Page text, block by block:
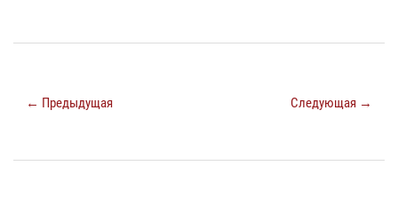
← Предыдущая Следующая →